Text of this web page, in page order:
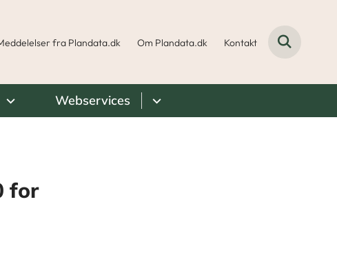
fra Plandata.dk Om Plandata.dk Kontakt
Webservices
for